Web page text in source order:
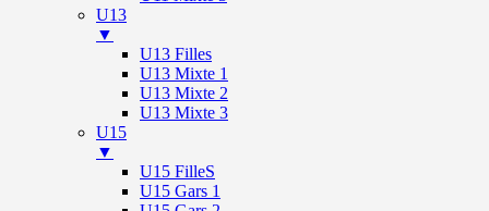
U13
▼
U13 Filles
U13 Mixte 1
U13 Mixte 2
U13 Mixte 3
U15
▼
U15 FilleS
U15 Gars 1